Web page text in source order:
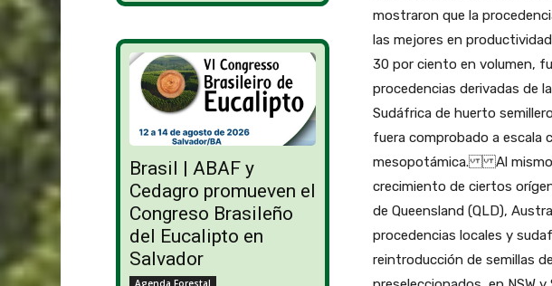
Brasil | ABAF y
Cedagro promueven el
Congreso Brasileño
del Eucalipto en
Salvador
mostraron que la
las mejores en
30 por ciento en volumen,
procedencias derivadas de
Sudáfrica de huerto
fuera comprobado a escala
mesopotámica. Al mismo
crecimiento de ciertos
de Queensland (QLD),
procedencias locales y
reintroducción de semillas